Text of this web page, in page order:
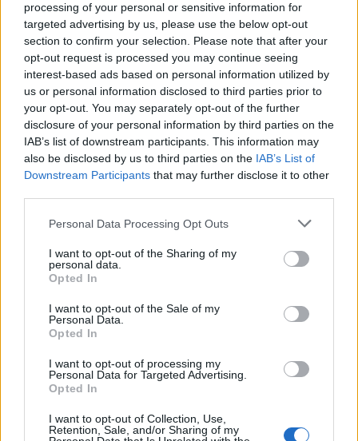
processing of your personal or sensitive information for
targeted advertising by us, please use the below opt-out
section to confirm your selection. Please note that after your
opt-out request is processed you may continue seeing
interest-based ads based on personal information utilized by
us or personal information disclosed to third parties prior to
your opt-out. You may separately opt-out of the further
disclosure of your personal information by third parties on the
IAB’s list of downstream participants. This information may
also be disclosed by us to third parties on the IAB’s List of
Downstream Participants that may further disclose it to other
Personal Data Processing Opt Outs
I want to opt-out of the Sharing of my
personal data.
Opted In
I want to opt-out of the Sale of my
Personal Data.
Opted In
I want to opt-out of processing my
Personal Data for Targeted Advertising.
Opted In
I want to opt-out of Collection, Use,
Retention, Sale, and/or Sharing of my
ACER: Οι ΗΠΑ κυριαρχούν πλέον στο
LNG της Ευρώπης- Η θέση της Ελλάδας
στον νέο χάρτη εισαγωγών
14 Μαϊος 2026
ΣΧΕΤΙΚΑ ΑΡΘΡΑ
ΣΥΜΒΑΤΙΚΕΣ ΠΗΓΕΣ